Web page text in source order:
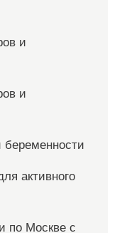
и
и
беременности
активного
по Москве с